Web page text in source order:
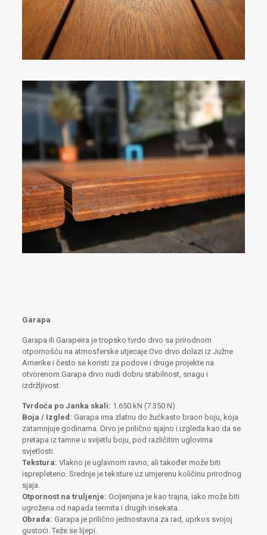
Garapa
Garapa ili Garapeira je tropsko tvrdo drvo sa prirodnom
otpornošću na atmosferske utjecaje.Ovo drvo dolazi iz Južne
Amerike i često se koristi za podove i druge projekte na
otvorenom.Garapa drvo nudi dobru stabilnost, snagu i
izdržljivost.
Tvrdoća po Janka skali: 1.650 kN (7.350 N)
Boja / Izgled: Garapa ima zlatnu do žućkasto braon boju, koja
zatamnjuje godinama. Drvo je prilično sjajno i izgleda kao da se
pretapa iz tamne u svijetlu boju, pod različitim uglovima
svjetlosti.
Tekstura: Vlakno je uglavnom ravno, ali također može biti
isprepleteno. Srednje je teksture uz umjerenu količinu prirodnog
sjaja.
Otpornost na truljenje: Ocijenjena je kao trajna, iako može biti
ugrožena od napada termita i drugih insekata.
Obrada: Garapa je prilično jednostavna za rad, uprkos svojoj
gustoći. Teže se lijepi.